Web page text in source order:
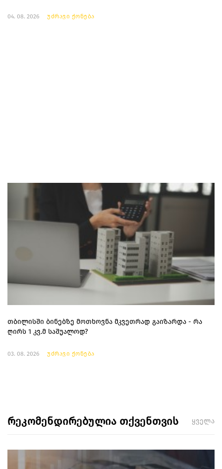
04. 08. 2026 უძრავი ქონება
თბილისში ბინებზე მოთხოვნა მკვეთრად გაიზარდა - რა
ღირს 1 კვ.მ საშუალოდ?
03. 08. 2026 უძრავი ქონება
რეკომენდირებულია თქვენთვის ყველა